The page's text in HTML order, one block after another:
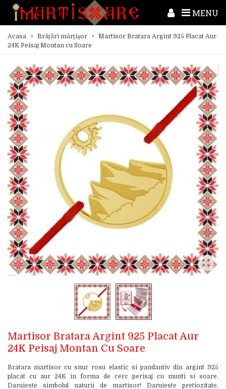
MENU
Acasa > Brățări mărțișor > Martisor Bratara Argint 925 Placat Aur
24K Peisaj Montan cu Soare
Martisor Bratara Argint 925 Placat Aur
24K Peisaj Montan Cu Soare
Bratara martisor cu snur rosu elastic si pandantiv din argint 925
placat cu aur 24K in forma de cerc perisaj cu munti si soare.
Daruieste simbolul naturii de martisor! Daruieste pretiozitate,